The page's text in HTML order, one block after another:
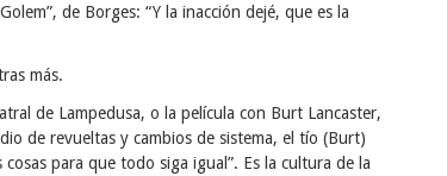
de Borges: “Y la inacción dejé, que es la
más.
de Lampedusa, o la película con Burt Lancaster,
de revueltas y cambios de sistema, el tío (Burt)
para que todo siga igual”. Es la cultura de la